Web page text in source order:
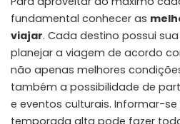
fundamental conhecer as
viajar. Cada destino possui
planejar a viagem de acordo
não apenas melhores
também a possibilidade de
e eventos culturais. Informar-
temporada alta pode fazer